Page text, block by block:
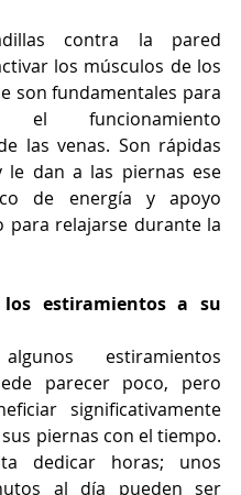
contra la pared
los músculos de los
son fundamentales para
el funcionamiento
las venas. Son rápidas
le dan a las piernas ese
de energía y apoyo
para relajarse durante la
los estiramientos a su
estiramientos
parecer poco, pero
significativamente
piernas con el tiempo.
dedicar horas; unos
al día pueden ser